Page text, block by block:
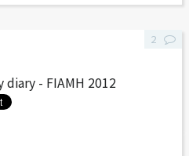
diary - FIAMH 2012
2